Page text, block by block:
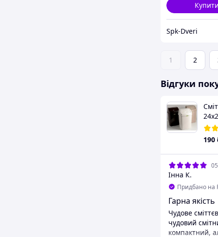
Купити
Spk-Dveri
1 2
Відгуки
190
Інна К.
Придбано на
Гарна якість
Чудове
чудовий
компактний,